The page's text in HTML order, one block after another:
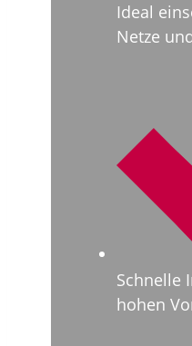
Ideal
Netze
Schnelle
hohen